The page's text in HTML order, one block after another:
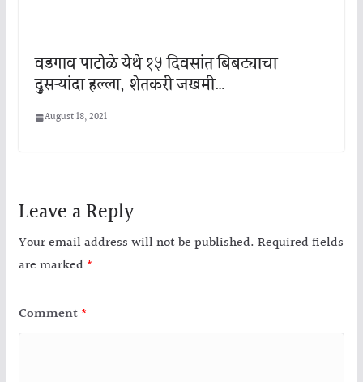
वडगाव पाटोळे येथे १५ दिवसांत बिबट्याचा
दुसऱ्यांदा हल्ला, शेतकरी जखमी…
August 18, 2021
Leave a Reply
Your email address will not be published. Required fields
are marked *
Comment *